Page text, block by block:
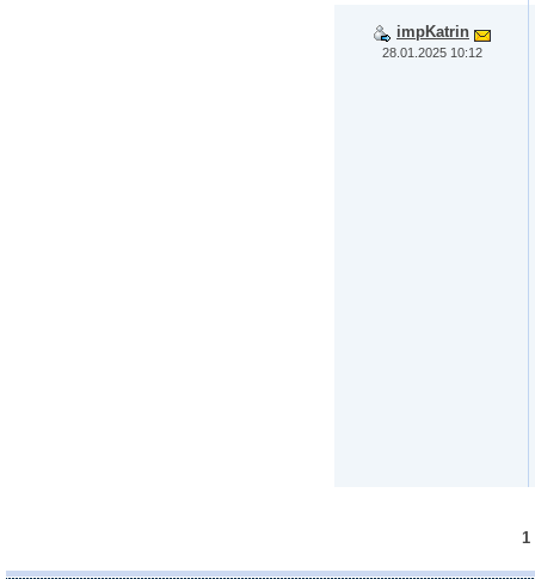
impKatrin
28.01.2025 10:12
1